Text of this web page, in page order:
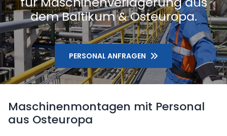
dem Baltikum & Osteuropa.
PERSONAL ANFRAGEN
Maschinenmontagen mit Personal
aus Osteuropa